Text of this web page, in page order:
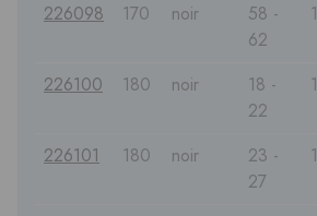
226098 170 noir
58 -
62
1
226100 180 noir
18 -
22
1
226101 180 noir
23 -
27
1